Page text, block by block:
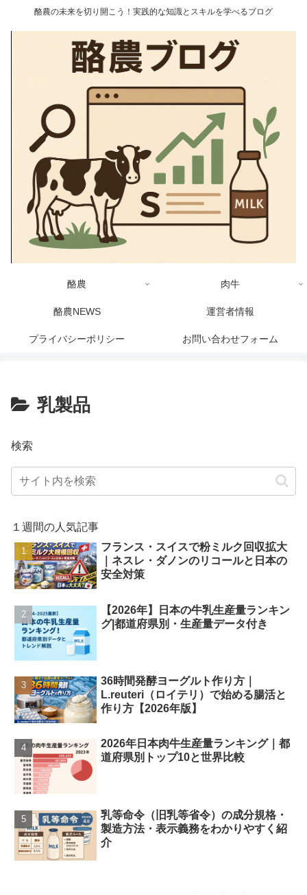
酪農の未来を切り開こう！実践的な知識とスキルを学べるブログ
酪農 肉牛
酪農NEWS 運営者情報
プライバシーポリシー お問い合わせフォーム
乳製品
検索
１週間の人気記事
フランス・スイスで粉ミルク回収拡大
｜ネスレ・ダノンのリコールと日本の
安全対策
【2026年】日本の牛乳生産量ランキン
グ|都道府県別・生産量データ付き
36時間発酵ヨーグルト作り方｜
L.reuteri（ロイテリ）で始める腸活と
作り方【2026年版】
2026年日本肉牛生産量ランキング｜都
道府県別トップ10と世界比較
乳等命令（旧乳等省令）の成分規格・
製造方法・表示義務をわかりやすく紹
介